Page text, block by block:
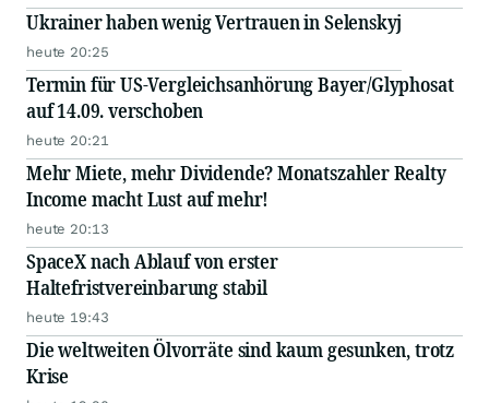
Ukrainer haben wenig Vertrauen in Selenskyj
heute 20:25
Termin für US-Vergleichsanhörung Bayer/Glyphosat
auf 14.09. verschoben
heute 20:21
Mehr Miete, mehr Dividende? Monatszahler Realty
Income macht Lust auf mehr!
heute 20:13
SpaceX nach Ablauf von erster
Haltefristvereinbarung stabil
heute 19:43
Die weltweiten Ölvorräte sind kaum gesunken, trotz
Krise